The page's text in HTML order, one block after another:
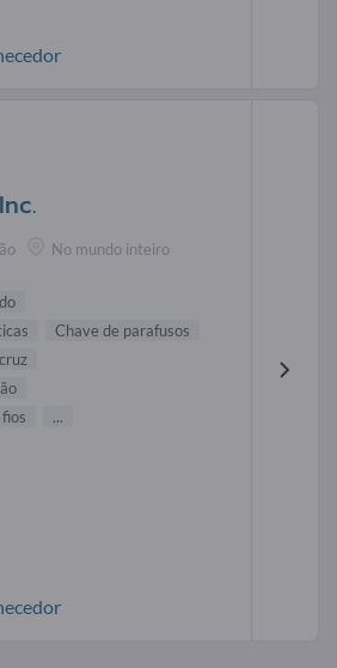
No mundo inteiro
Chave de parafusos
...